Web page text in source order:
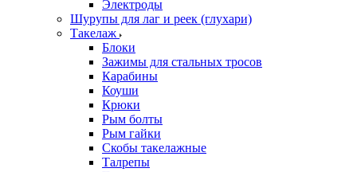
Электроды
Шурупы для лаг и реек (глухари)
Такелаж
Блоки
Зажимы для стальных тросов
Карабины
Коуши
Крюки
Рым болты
Рым гайки
Скобы такелажные
Талрепы